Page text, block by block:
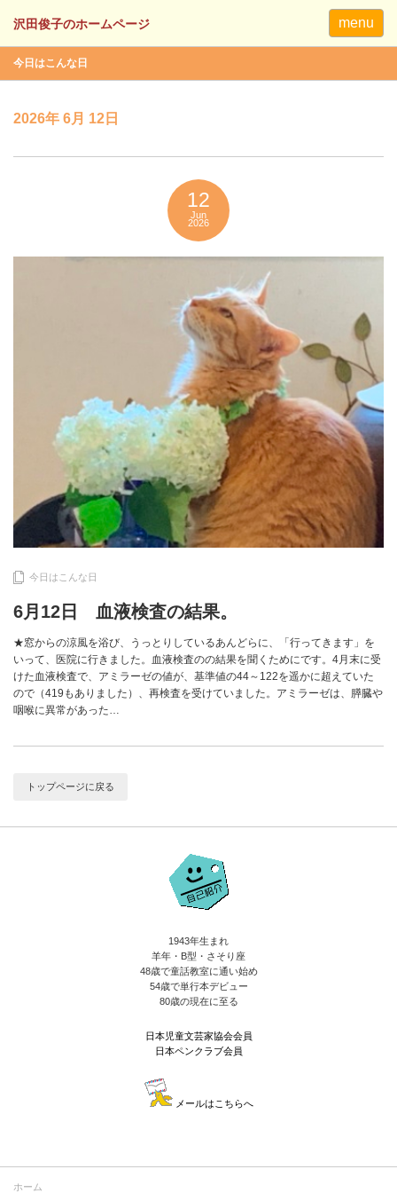
menu
今日はこんな日
2026年 6月 12日
12
Jun
2026
今日はこんな日
6月12日 血液検査の結果。
★窓からの涼風を浴び、うっとりしているあんどらに、「行ってきます」を
いって、医院に行きました。血液検査のの結果を聞くためにです。4月末に受
けた血液検査で、アミラーゼの値が、基準値の44～122を遥かに超えていた
ので（419もありました）、再検査を受けていました。アミラーゼは、膵臓や
咽喉に異常があった…
トップページに戻る
1943年生まれ
羊年・B型・さそり座
48歳で童話教室に通い始め
54歳で単行本デビュー
80歳の現在に至る
日本児童文芸家協会会員
日本ペンクラブ会員
メールはこちらへ
ホーム